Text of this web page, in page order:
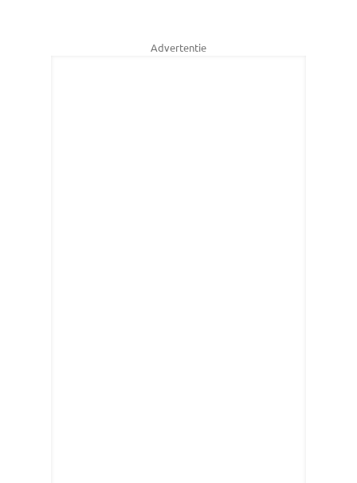
Advertentie